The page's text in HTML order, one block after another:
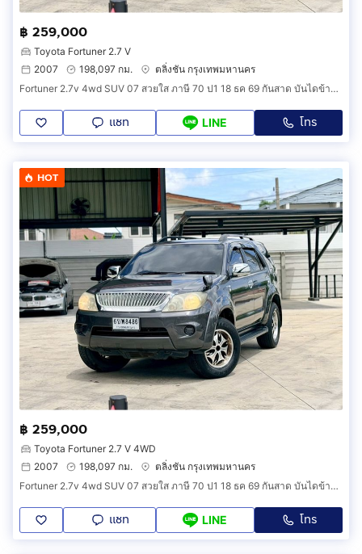
฿ 259,000
Toyota Fortuner 2.7 V
2007
198,097 กม.
ตลิ่งชัน กรุงเทพมหานคร
Fortuner 2.7v 4wd SUV 07 สวยใส ภาษี 70 ป1 18 ธค 69 กันสาด บันไดข้าง ล้อ Max สปอยเลอร์หลัง พรม 5D ชุดเครื่องเสียง ซับ จอ กล้อง
แชท LINE โทร
HOT
฿ 259,000
Toyota Fortuner 2.7 V 4WD
2007
198,097 กม.
ตลิ่งชัน กรุงเทพมหานคร
Fortuner 2.7v 4wd SUV 07 สวยใส ภาษี 70 ป1 18 ธค 69 กันสาด บันไดข้าง ล้อ Max สปอยเลอร์หลัง พรม 5D ชุดเครื่องเสียง ซับ จอ กล้อง ฯ
แชท LINE โทร